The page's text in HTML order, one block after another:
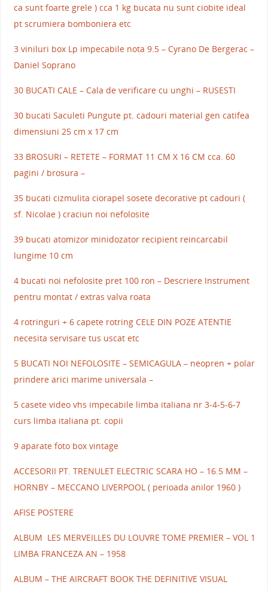
ca sunt foarte grele ) cca 1 kg bucata nu sunt ciobite ideal
pt scrumiera bomboniera etc
3 viniluri box Lp impecabile nota 9.5 – Cyrano De Bergerac –
Daniel Soprano
30 BUCATI CALE – Cala de verificare cu unghi – RUSESTI
30 bucati Saculeti Pungute pt. cadouri material gen catifea
dimensiuni 25 cm x 17 cm
33 BROSURI – RETETE – FORMAT 11 CM X 16 CM cca. 60
pagini / brosura –
35 bucati cizmulita ciorapel sosete decorative pt cadouri (
sf. Nicolae ) craciun noi nefolosite
39 bucati atomizor minidozator recipient reincarcabil
lungime 10 cm
4 bucati noi nefolosite pret 100 ron – Descriere Instrument
pentru montat / extras valva roata
4 rotringuri + 6 capete rotring CELE DIN POZE ATENTIE
necesita servisare tus uscat etc
5 BUCATI NOI NEFOLOSITE – SEMICAGULA – neopren + polar
prindere arici marime universala –
5 casete video vhs impecabile limba italiana nr 3-4-5-6-7
curs limba italiana pt. copii
9 aparate foto box vintage
ACCESORII PT. TRENULET ELECTRIC SCARA HO – 16.5 MM –
HORNBY – MECCANO LIVERPOOL ( perioada anilor 1960 )
AFISE POSTERE
ALBUM LES MERVEILLES DU LOUVRE TOME PREMIER – VOL 1
LIMBA FRANCEZA AN – 1958
ALBUM – THE AIRCRAFT BOOK THE DEFINITIVE VISUAL